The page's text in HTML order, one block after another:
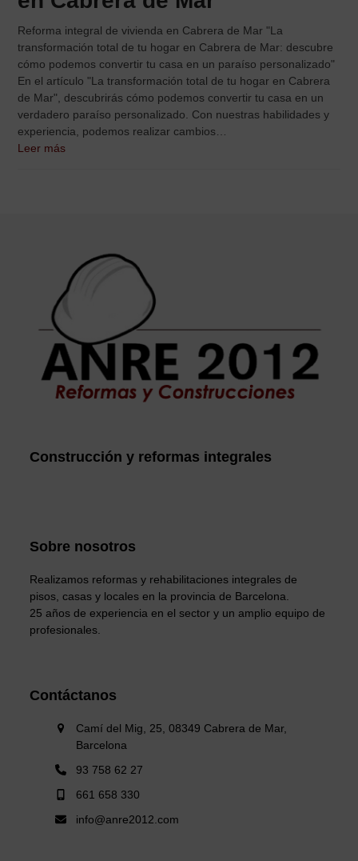
Reforma integral de vivienda en Cabrera de Mar "La
transformación total de tu hogar en Cabrera de Mar: descubre
cómo podemos convertir tu casa en un paraíso personalizado"
En el artículo "La transformación total de tu hogar en Cabrera
de Mar", descubrirás cómo podemos convertir tu casa en un
verdadero paraíso personalizado. Con nuestras habilidades y
experiencia, podemos realizar cambios…
Leer más
Construcción y reformas integrales
Sobre nosotros
Realizamos reformas y rehabilitaciones integrales de
pisos, casas y locales en la provincia de Barcelona.
25 años de experiencia en el sector y un amplio equipo de
profesionales.
Contáctanos
Camí del Mig, 25, 08349 Cabrera de Mar,
Barcelona
93 758 62 27
661 658 330
info@anre2012.com